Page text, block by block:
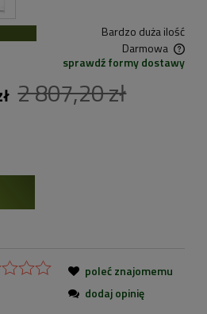
Bardzo duża ilość
Darmowa
kosztów płatności
sprawdź formy dostawy
2 807,20 zł
poleć znajomemu
dodaj opinię